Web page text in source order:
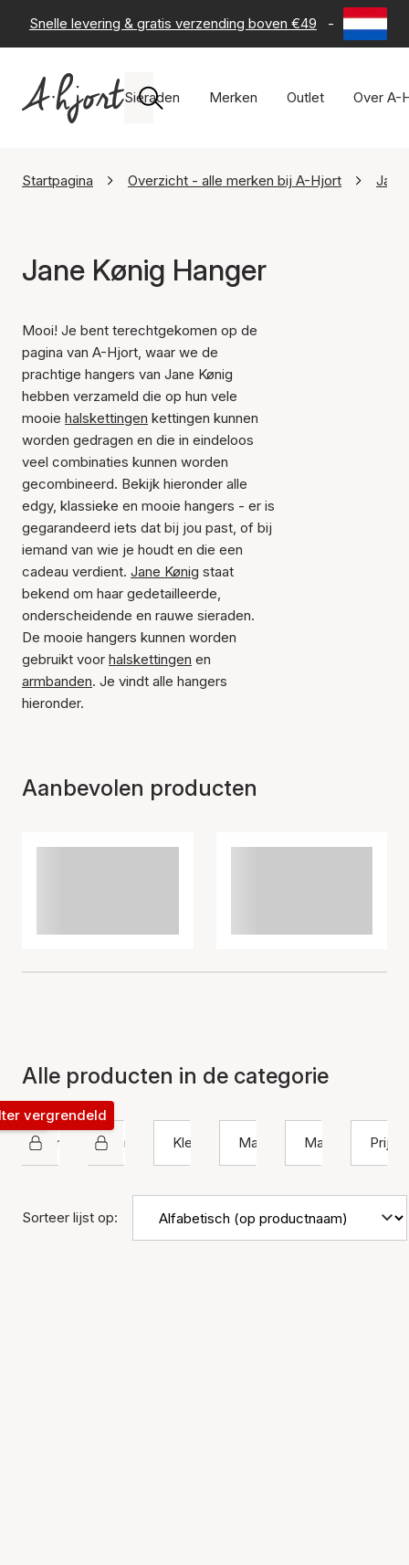
Snelle levering & gratis verzending boven €49 - 60 dagen
Sieraden Merken Outlet Over A-
Startpagina Overzicht - alle merken bij A-Hjort
Jane Kønig Hanger
Mooi! Je bent terechtgekomen op de
pagina van A-Hjort, waar we de
prachtige hangers van Jane Kønig
hebben verzameld die op hun vele
mooie halskettingen kettingen kunnen
worden gedragen en die in eindeloos
veel combinaties kunnen worden
gecombineerd. Bekijk hieronder alle
edgy, klassieke en mooie hangers - er is
gegarandeerd iets dat bij jou past, of bij
iemand van wie je houdt en die een
cadeau verdient. Jane Kønig staat
bekend om haar gedetailleerde,
onderscheidende en rauwe sieraden.
De mooie hangers kunnen worden
gebruikt voor halskettingen en
armbanden. Je vindt alle hangers
hieronder.
Aanbevolen producten
Alle producten in de categorie
Jane KønigHanger
vergrendeld
Kleur
Materiaal Maat Prijs
Sorteer lijst op: